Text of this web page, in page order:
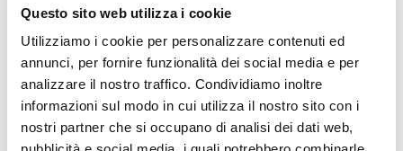
Questo sito web utilizza i cookie
Utilizziamo i cookie per personalizzare contenuti ed
annunci, per fornire funzionalità dei social media e per
analizzare il nostro traffico. Condividiamo inoltre
informazioni sul modo in cui utilizza il nostro sito con i
nostri partner che si occupano di analisi dei dati web,
Come dichiarare conto Interactive Brokers
[GUIDA]
DI IL TEAM DI ELF LAB